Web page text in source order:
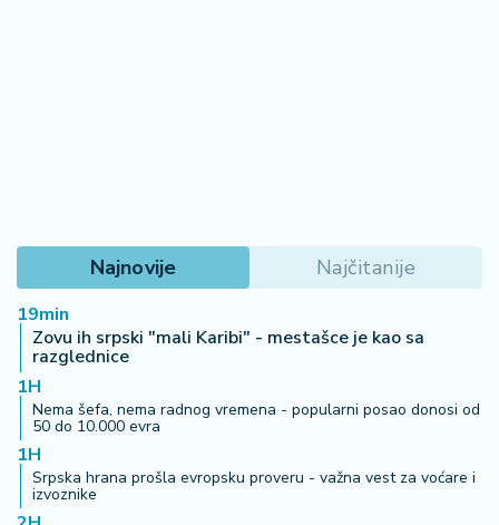
Najnovije Najčitanije
19min
Zovu ih srpski "mali Karibi" - mestašce je kao sa
razglednice
1H
Nema šefa, nema radnog vremena - popularni posao donosi od
50 do 10.000 evra
1H
Srpska hrana prošla evropsku proveru - važna vest za voćare i
izvoznike